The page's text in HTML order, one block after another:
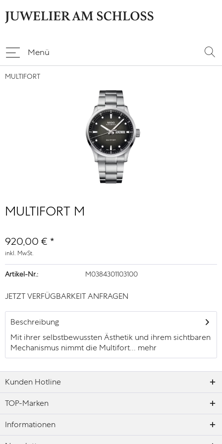
Menü
MULTIFORT
MULTIFORT M
920,00 € *
inkl. MwSt.
Artikel-Nr.: M0384301103100
JETZT VERFÜGBARKEIT ANFRAGEN
Beschreibung
Mit ihrer selbstbewussten Ästhetik und ihrem sichtbaren
Mechanismus nimmt die Multifort... mehr
Kunden Hotline
TOP-Marken
Informationen